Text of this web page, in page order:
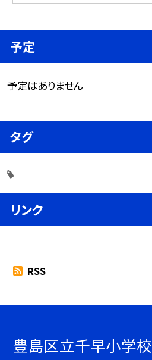
予定
予定はありません
タグ
リンク
RSS
豊島区立千早小学校